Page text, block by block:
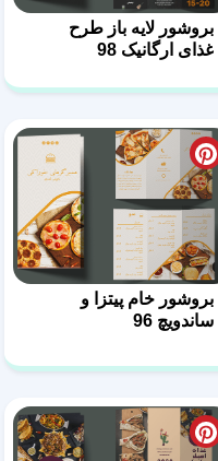
بروشور لایه باز طرح
غذای ارگانیک 98
بروشور خام پیتزا و
ساندویچ 96